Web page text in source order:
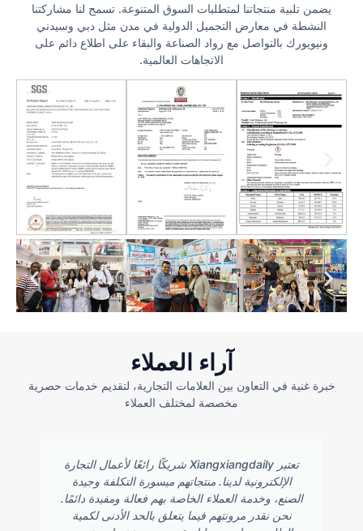
يضمن تلبية منتجاتنا لمتطلبات السوق المتنوعة. تسمح لنا مشاركتنا
النشطة في معارض التجميل الدولية في مدن مثل دبي وسيدني
ونيويورك بالتواصل مع رواد الصناعة والبقاء على اطلاع دائم على
الاتجاهات العالمية.
آراء العملاء
خبرة غنية في التعاون بين العلامات التجارية، لتقديم خدمات حصرية
مخصصة لمختلف العملاء
تعتبر Xiangxiangdaily شريكًا رائعًا لأعمال التجارة
الإلكترونية لدينا. منتجاتهم ميسورة التكلفة وجيدة
الصنع، وخدمة العملاء الخاصة بهم فعالة ومفيدة دائمًا.
نحن نقدر مرونتهم فيما يتعلق بالحد الأدنى لكمية